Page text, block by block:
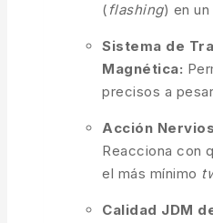
( flashing) en
Sistema de
Magnética:
precisos a
Acción
Reacciona con
el más mínimo
Calidad JDM